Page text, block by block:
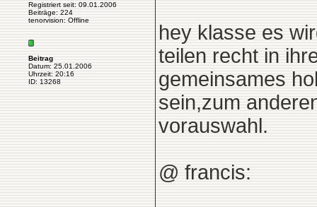
Registriert seit: 09.01.2006
Beiträge: 224
tenorvision: Offline
Beitrag
Datum: 25.01.2006
Uhrzeit: 20:16
ID: 13268
hey klasse es
teilen recht in
gemeinsames
sein,zum
vorauswahl.
@ francis: